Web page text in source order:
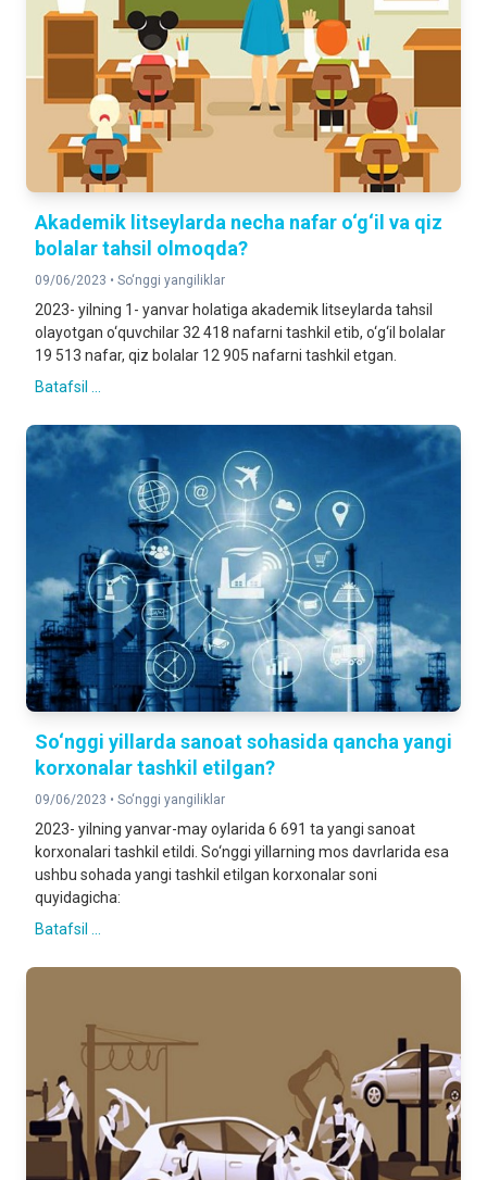
Akademik litseylarda necha nafar o‘g‘il va qiz
bolalar tahsil olmoqda?
09/06/2023 • So‘nggi yangiliklar
2023- yilning 1- yanvar holatiga akademik litseylarda tahsil
olayotgan o‘quvchilar 32 418 nafarni tashkil etib, o‘g‘il bolalar
19 513 nafar, qiz bolalar 12 905 nafarni tashkil etgan.
Batafsil ...
So‘nggi yillarda sanoat sohasida qancha yangi
korxonalar tashkil etilgan?
09/06/2023 • So‘nggi yangiliklar
2023- yilning yanvar-may oylarida 6 691 ta yangi sanoat
korxonalari tashkil etildi. So‘nggi yillarning mos davrlarida esa
ushbu sohada yangi tashkil etilgan korxonalar soni
quyidagicha:
Batafsil ...